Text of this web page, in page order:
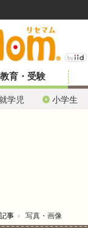
教育・受験
学児 小学生
記事 › 写真・画像